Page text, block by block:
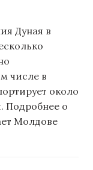
Дуная в
числе в
около
Подробнее о
Молдове